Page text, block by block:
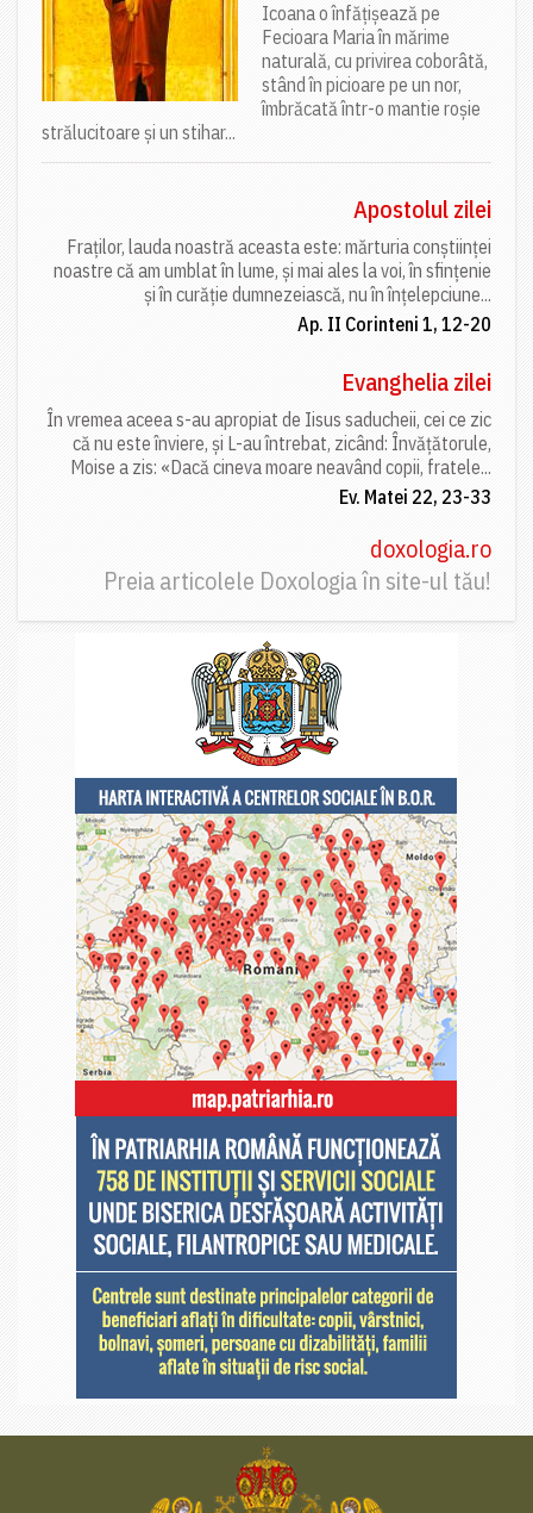
Icoana o înfățișează pe
Fecioara Maria în mărime
naturală, cu privirea coborâtă,
stând în picioare pe un nor,
îmbrăcată într-o mantie roșie
strălucitoare și un stihar...
Apostolul zilei
Fraților, lauda noastră aceasta este: mărturia conștiinței
noastre că am umblat în lume, și mai ales la voi, în sfințenie
și în curăție dumnezeiască, nu în înțelepciune...
Ap. II Corinteni 1, 12-20
Evanghelia zilei
În vremea aceea s-au apropiat de Iisus saducheii, cei ce zic
că nu este înviere, și L-au întrebat, zicând: Învățătorule,
Moise a zis: «Dacă cineva moare neavând copii, fratele...
Ev. Matei 22, 23-33
doxologia.ro
Preia articolele Doxologia în site-ul tău!